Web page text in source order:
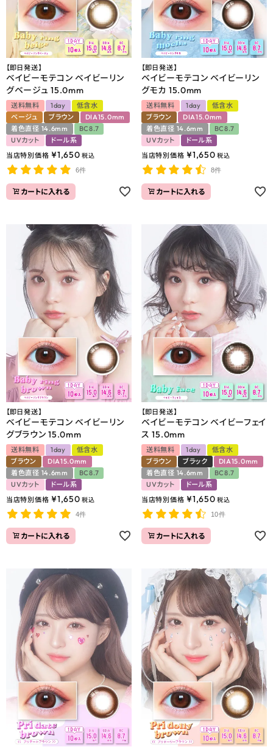
【即日発送】
ベイビーモテコン ベイビーリン
グベージュ 15.0mm
送料無料 1day
低含水
ベージュ
ブラウン
DIA15.0mm
着色直径 14.6mm
BC8.7
UVカット
ドール系
当店特別価格 ¥1,650 税込
6件
カートに入れる
【即日発送】
ベイビーモテコン ベイビーリン
グモカ 15.0mm
送料無料 1day
低含水
ブラウン
DIA15.0mm
着色直径 14.6mm
BC8.7
UVカット
ドール系
当店特別価格 ¥1,650 税込
8件
カートに入れる
【即日発送】
ベイビーモテコン ベイビーリン
グブラウン 15.0mm
送料無料 1day
低含水
ブラウン
DIA15.0mm
着色直径 14.6mm
BC8.7
UVカット
ドール系
当店特別価格 ¥1,650 税込
4件
カートに入れる
【即日発送】
ベイビーモテコン ベイビーフェイ
ス 15.0mm
送料無料 1day
低含水
ブラウン
ブラック
DIA15.0mm
着色直径 14.6mm
BC8.7
UVカット
ドール系
当店特別価格 ¥1,650 税込
10件
カートに入れる